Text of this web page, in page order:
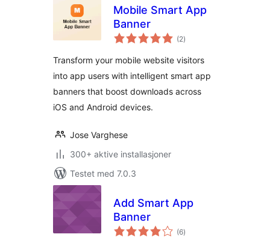
Mobile Smart App
Banner
(2totale
vurderinger
)
Transform your mobile website visitors
into app users with intelligent smart app
banners that boost downloads across
iOS and Android devices.
Jose Varghese
300+ aktive installasjoner
Testet med 7.0.3
Add Smart App
Banner
(6totale
vurderinger
)